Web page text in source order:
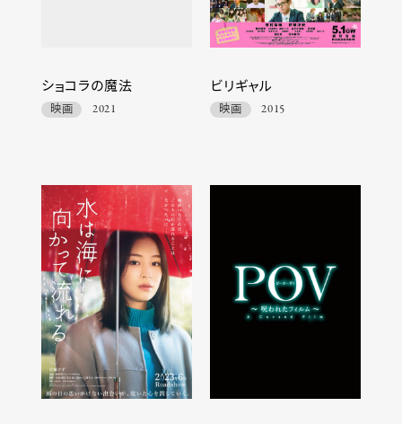
ショコラの魔法
映画 2021
ビリギャル
映画 2015